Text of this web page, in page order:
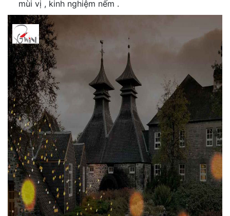
mùi vị , kinh nghiệm nếm .